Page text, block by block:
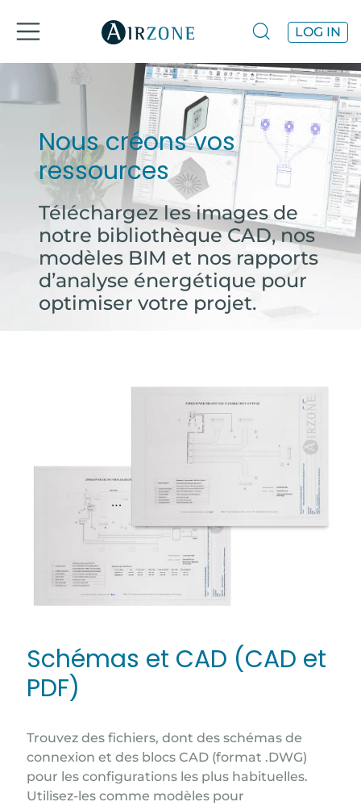
LOG IN
Nous créonsvos
ressources
Téléchargez les images de
notre bibliothèque CAD, nos
modèles BIM et nos rapports
d’analyse énergétique pour
optimiser votre projet.
Schémas et CAD (CAD et
PDF)
Trouvez des fichiers, dont des schémas de
connexion et des blocs CAD (format .DWG)
pour les configurations les plus habituelles.
Utilisez-les comme modèles pour